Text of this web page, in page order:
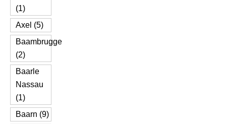
(1)
Axel (5)
Baambrugge
(2)
Baarle
Nassau
(1)
Baarn (9)